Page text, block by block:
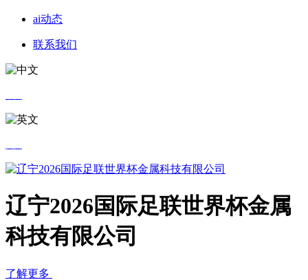
ai动态
联系我们
辽宁2026国际足联世界杯金属
科技有限公司
了解更多